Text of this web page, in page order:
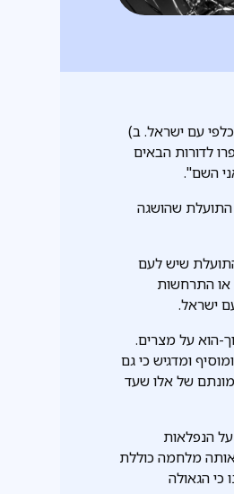
עם ישראל. ב)
לדורות הבאים
השם".
שהושגה
שיש לעם
או התרחשות
ישראל.
הוא על מצרים.
ומדגיש כי גם
של אלו שעד
הנפלאות
מלחמה כוללת
כי הגאולה